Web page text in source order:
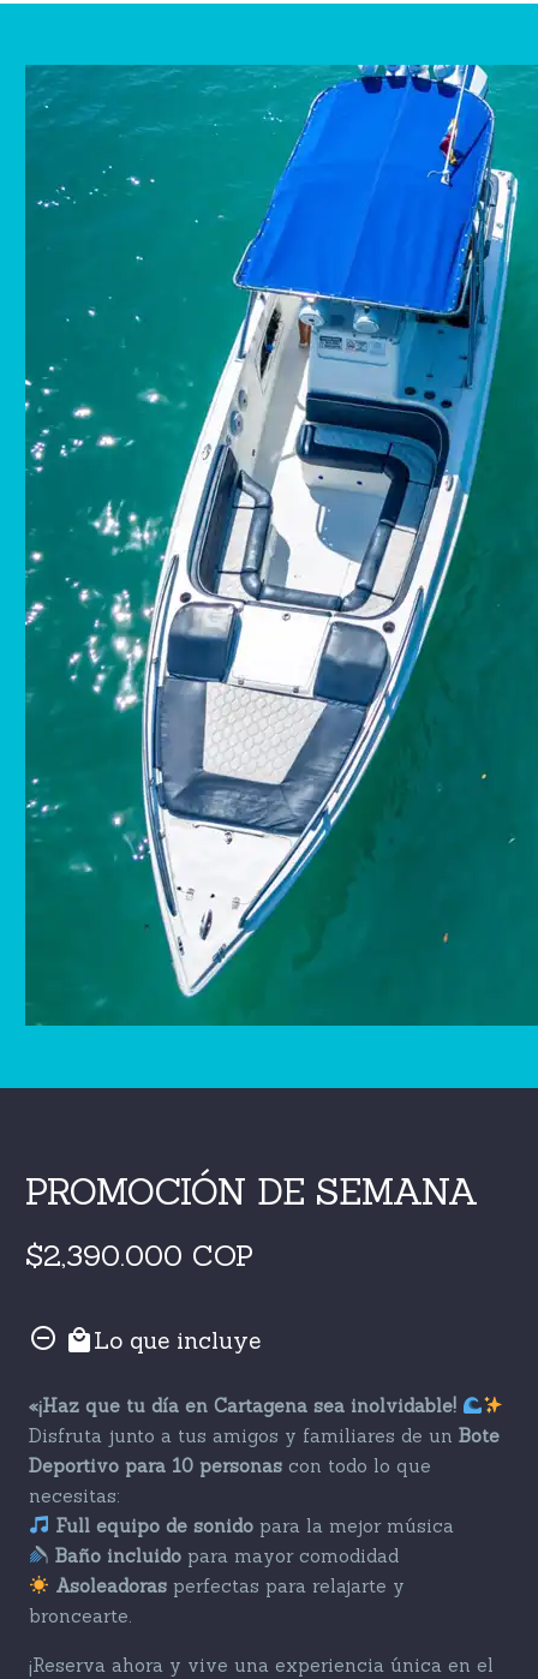
PROMOCIÓN DE SEMANA
$2,390.000 COP
Lo que incluye
«¡Haz que tu día en Cartagena sea inolvidable!
Disfruta junto a tus amigos y familiares de un Bote
Deportivo para 10 personas con todo lo que
necesitas:
Full equipo de sonido para la mejor música
Baño incluido para mayor comodidad
Asoleadoras perfectas para relajarte y
broncearte.
¡Reserva ahora y vive una experiencia única en el